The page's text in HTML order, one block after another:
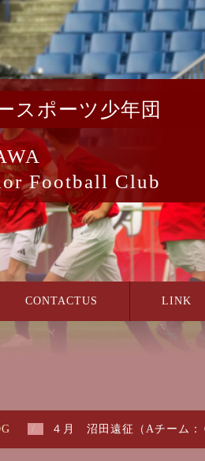
スポーツ少年団
Football Club
CONTACTUS LINK
４月 沼田遠征（Aチーム：